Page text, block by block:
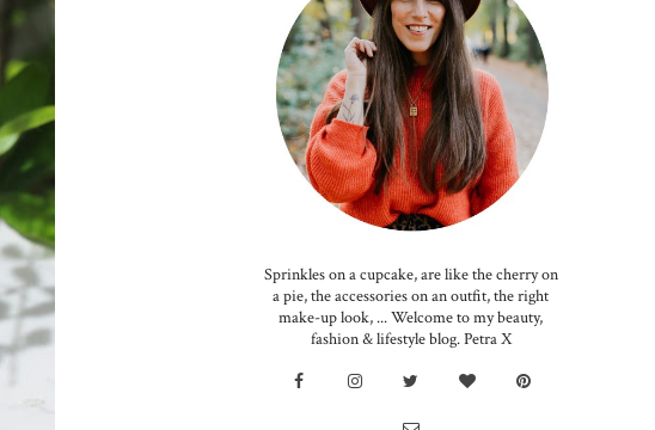
Sprinkles on a cupcake, are like the cherry on
a pie, the accessories on an outfit, the right
make-up look, ... Welcome to my beauty,
fashion & lifestyle blog. Petra X